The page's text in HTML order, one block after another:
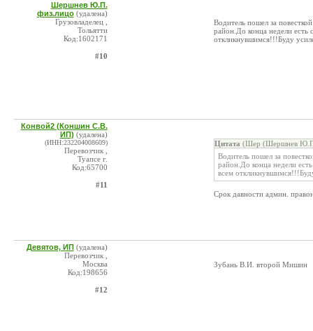
Шершнев Ю.П.
физ.лицо (удалена)
Грузовладелец ,
Тольятти
Код:1602171
#10
Водитель пошел за
район.До конца недели есть
откликнувшимся!!!Буду
Конвой2 (Коншин С.В.
ИП) (удалена)
(ИНН:232204008609)
Перевозчик ,
Туапсе г.
Код:65700
#11
Цитата (Шер (Шершнев
Водитель пошел за
район.До конца недели
всем
Срок давности админ.
Девятов, ИП (удалена)
Перевозчик ,
Москва
Код:198656
#12
Зубань В.И. второй Мишин